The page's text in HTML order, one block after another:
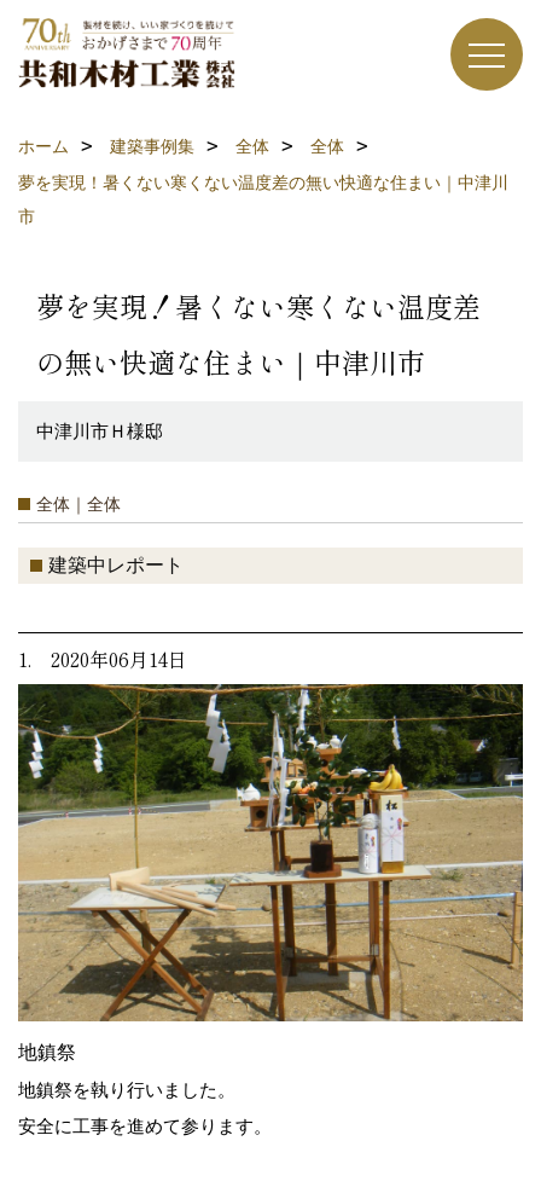
ホーム 建築事例集 全体
全体
夢を実現！暑くない寒くない温度差の無い快適な住まい｜中津川
市
夢を実現！暑くない寒くない温度差
の無い快適な住まい｜中津川市
中津川市Ｈ様邸
全体｜全体
建築中レポート
1. 2020年06月14日
地鎮祭
地鎮祭を執り行いました。
安全に工事を進めて参ります。